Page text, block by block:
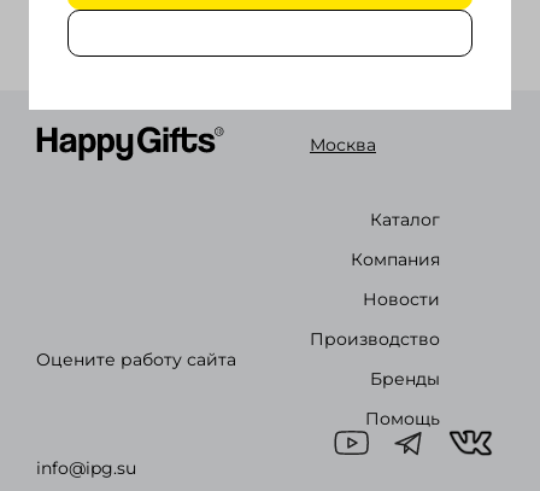
info@ipg.su
Оцените работу сайта
Москва
Каталог
Компания
Новости
Производство
Бренды
Помощь